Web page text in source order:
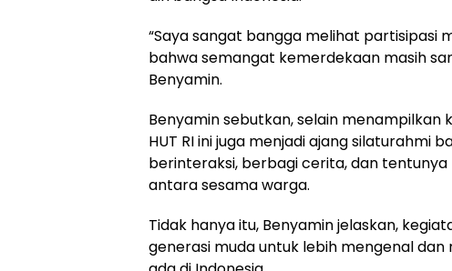
“Saya sangat bangga melihat partisipasi
bahwa semangat kemerdekaan masih
Benyamin.
Benyamin sebutkan, selain
HUT RI ini juga menjadi ajang silaturahmi
berinteraksi, berbagi cerita, dan
antara sesama warga.
Tidak hanya itu, Benyamin jelaskan,
generasi muda untuk lebih mengenal